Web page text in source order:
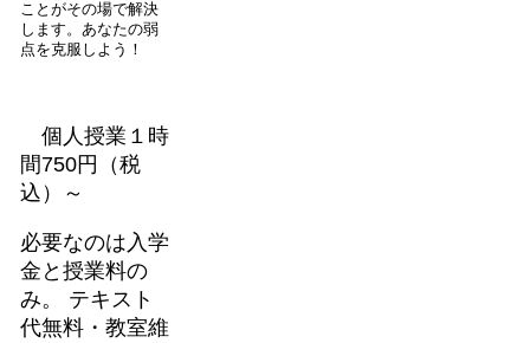
ことがその場で解決
します。あなたの弱
点を克服しよう！
個人授業１時
間750円（税
込）～
必要なのは入学
金と授業料の
み。 テキスト
代無料・教室維